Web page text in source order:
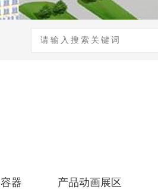
器 产品动画展区